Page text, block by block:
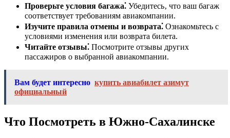
Проверьте условия багажа⁚ Убедитесь‚ что ваш багаж
соответствует требованиям авиакомпании.
Изучите правила отмены и возврата⁚ Ознакомьтесь с
условиями изменения или возврата билета.
Читайте отзывы⁚ Посмотрите отзывы других
пассажиров о выбранной авиакомпании.
Вам будет интересно купить авиабилет азимут
официальный
Что Посмотреть в Южно-Сахалинске